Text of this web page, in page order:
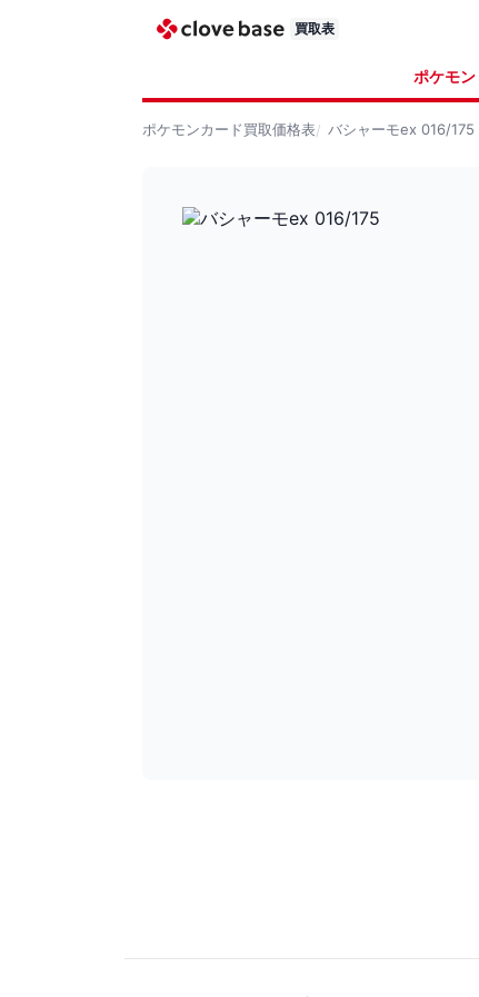
買取表
ポケモン
ポケモンカード買取価格表 バシャーモex 016/175